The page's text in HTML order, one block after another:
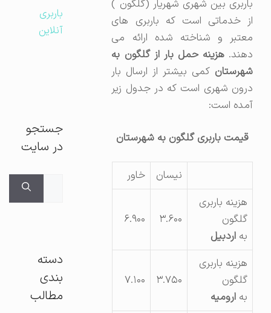
باربری بین شهری شهریار (گلگون )
از خدماتی است که باربری های
معتبر و شناخته شده ارائه می
دهند.هزینه حمل بار از گلگون به
شهرستانکمی بیشتر از ارسال بار
درون شهری است که در جدول زیر
آمده است:
قیمت باربری گلگون به شهرستان
نیسان
خاور
هزینه باربری
گلگون
اردبیل
۳.۶۰۰ ۶.۹۰۰
هزینه باربری
گلگون
ارومیه
۳.۷۵۰ ۷.۱۰۰
باربری
آنلاین
جستجو
در سایت
دسته
بندی
مطالب